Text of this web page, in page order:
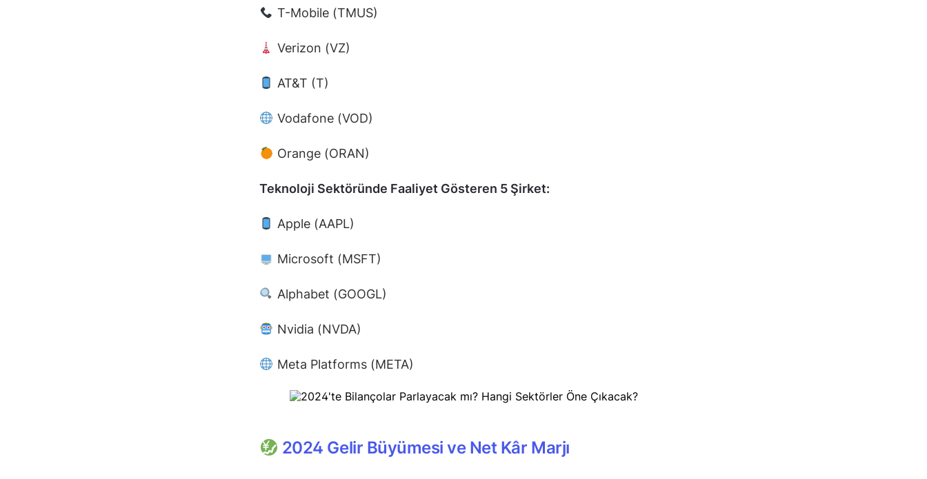
T-Mobile (TMUS)
Verizon (VZ)
AT&T (T)
Vodafone (VOD)
Orange (ORAN)
Teknoloji Sektöründe Faaliyet Gösteren 5 Şirket:
Apple (AAPL)
Microsoft (MSFT)
Alphabet (GOOGL)
Nvidia (NVDA)
Meta Platforms (META)
2024 Gelir Büyümesi ve Net Kâr Marjı